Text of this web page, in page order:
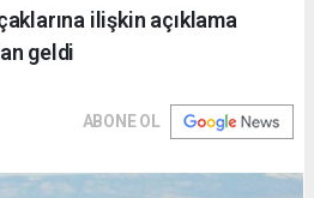
ilişkin açıklama
geldi
ABONE OL